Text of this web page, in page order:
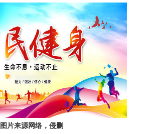
图片来源网络，侵删